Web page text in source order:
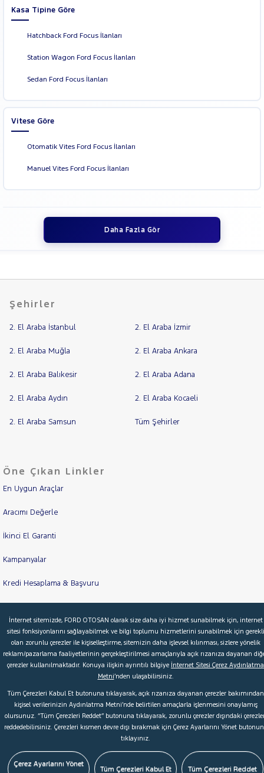
Kasa Tipine Göre
Hatchback Ford Focus İlanları
Station Wagon Ford Focus İlanları
Sedan Ford Focus İlanları
Vitese Göre
Otomatik Vites Ford Focus İlanları
Manuel Vites Ford Focus İlanları
Daha Fazla Gör
Şehirler
2. El Araba İstanbul 2. El Araba İzmir
2. El Araba Muğla 2. El Araba Ankara
2. El Araba Balıkesir 2. El Araba Adana
2. El Araba Aydın 2. El Araba Kocaeli
2. El Araba Samsun Tüm Şehirler
Öne Çıkan Linkler
En Uygun Araçlar
Aracımı Değerle
İkinci El Garanti
Kampanyalar
Kredi Hesaplama & Başvuru
© 2026 Ford Türkiye Ford Kurumsal Hakkımızda
Şartlar & Kişisel Verilerin Korunması S.S.S. Faydalı Bağlantılar
Çerez Tercihleri
İnternet sitemizde, FORD OTOSAN olarak size daha iyi hizmet sunabilmek için, internet
sitesi fonksiyonlarını sağlayabilmek ve bilgi toplumu hizmetlerini sunabilmek için gerekli
olan zorunlu çerezler ile kişiselleştirme, sitemizin daha işlevsel kılınması, sizlere yönelik
reklam/pazarlama faaliyetlerinin gerçekleştirilmesi amaçlarıyla açık rızanıza dayanan
çerezler kullanılmaktadır. Konuya ilişkin ayrıntılı bilgiye İnternet Sitesi Çerez Aydınlatma
Metni’nden ulaşabilirsiniz.
Tüm Çerezleri Kabul Et butonuna tıklayarak, açık rızanıza dayanan çerezler bakımından
kişisel verilerinizin Aydınlatma Metni’nde belirtilen amaçlarla işlenmesini onaylamış
olursunuz. “Tüm Çerezleri Reddet” butonuna tıklayarak, zorunlu çerezler dışındaki
reddedebilirsiniz. Çerezleri kısmen devre dışı bırakmak için Çerez Ayarlarını Yönet
tıklayınız.
Çerez Ayarlarını Yönet
Tüm Çerezleri Kabul Et Tüm Çerezleri Reddet